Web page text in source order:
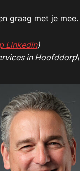
graag met je mee.
Linkedin)
in Hoofddorp\